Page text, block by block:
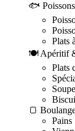
🐟
Plats
🍽️ Apéritif
Plats
🍞
Pains